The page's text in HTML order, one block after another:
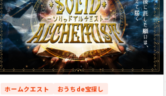
ホームクエスト おうちde宝探し